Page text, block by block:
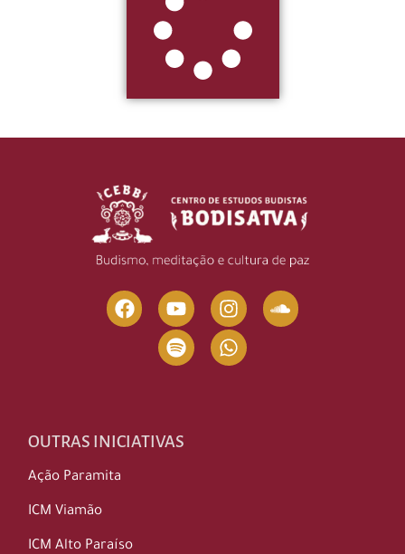
OUTRAS INICIATIVAS
Ação Paramita
ICM Viamão
ICM Alto Paraíso